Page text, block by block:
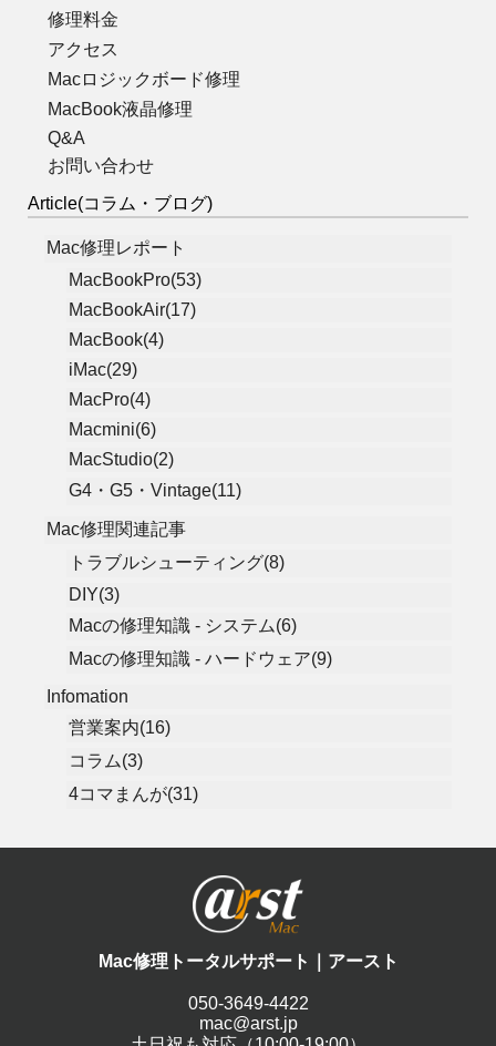
修理料金
アクセス
Macロジックボード修理
MacBook液晶修理
Q&A
お問い合わせ
Article(コラム・ブログ)
Mac修理レポート
MacBookPro(53)
MacBookAir(17)
MacBook(4)
iMac(29)
MacPro(4)
Macmini(6)
MacStudio(2)
G4・G5・Vintage(11)
Mac修理関連記事
トラブルシューティング(8)
DIY(3)
Macの修理知識 - システム(6)
Macの修理知識 - ハードウェア(9)
Infomation
営業案内(16)
コラム(3)
4コマまんが(31)
Mac修理トータルサポート｜アースト
050-3649-4422
mac@arst.jp